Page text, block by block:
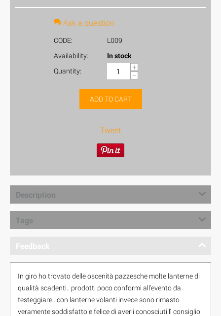
Ask a question
CODE:
L009
Availability:
In stock
Quantity:
+
−
ADD TO CART
Tweet
Description
Tags
Feedback
In giro ho trovato delle oscenità pazzesche molte lanterne di
qualità scadenti.. prodotti poco conformi all'evento da
festeggiare.. con lanterne volanti invece sono rimasto
veramente soddisfatto e felice di averli conosciuti lì consiglio